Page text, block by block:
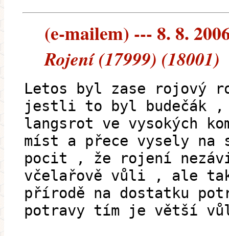
(e-mailem) --- 8. 8.
Rojení (17999) (18001)
Letos byl zase rojový
jestli to byl budečák ,
langsrot ve vysokých
míst a přece vysely na
pocit , že rojení
včelařově vůli , ale
přírodě na dostatku
potravy tím je větší